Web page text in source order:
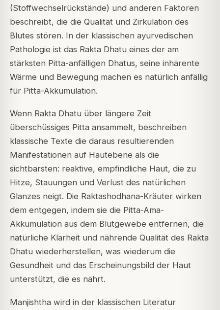
(Stoffwechselrückstände) und anderen Faktoren
beschreibt, die die Qualität und Zirkulation des
Blutes stören. In der klassischen ayurvedischen
Pathologie ist das Rakta Dhatu eines der am
stärksten Pitta-anfälligen Dhatus, seine inhärente
Wärme und Bewegung machen es natürlich anfällig
für Pitta-Akkumulation.
Wenn Rakta Dhatu über längere Zeit
überschüssiges Pitta ansammelt, beschreiben
klassische Texte die daraus resultierenden
Manifestationen auf Hautebene als die
sichtbarsten: reaktive, empfindliche Haut, die zu
Hitze, Stauungen und Verlust des natürlichen
Glanzes neigt. Die Raktashodhana-Kräuter wirken
dem entgegen, indem sie die Pitta-Ama-
Akkumulation aus dem Blutgewebe entfernen, die
natürliche Klarheit und nährende Qualität des Rakta
Dhatu wiederherstellen, was wiederum die
Gesundheit und das Erscheinungsbild der Haut
unterstützt, die es nährt.
Manjishtha wird in der klassischen Literatur